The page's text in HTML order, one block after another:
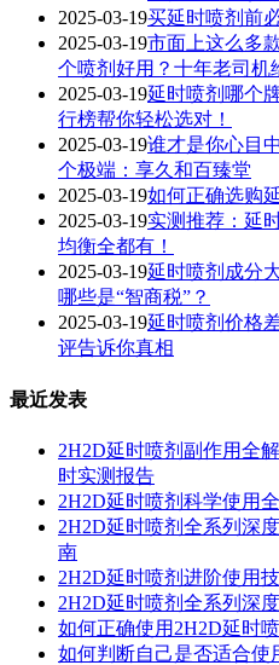
2025-03-19买延时喷剂前
2025-03-19市面上这么多
个喷剂好用？十年老司机
2025-03-19延时喷剂哪个
行榜帮你轻松选对！
2025-03-19谁才是你心目
个极端：享久和百臻堂
2025-03-19如何正确选购
2025-03-19实测推荐：延
均衡全都有！
2025-03-19延时喷剂成分
哪些是“智商税”？
2025-03-19延时喷剂价格
评告诉你真相
最近发表
2H2D延时喷剂副作用全
时实测报告
2H2D延时喷剂科学使用
2H2D延时喷剂全系列深
南
2H2D延时喷剂进阶使用
2H2D延时喷剂全系列深
如何正确使用2H2D延时
如何判断自己是否适合使